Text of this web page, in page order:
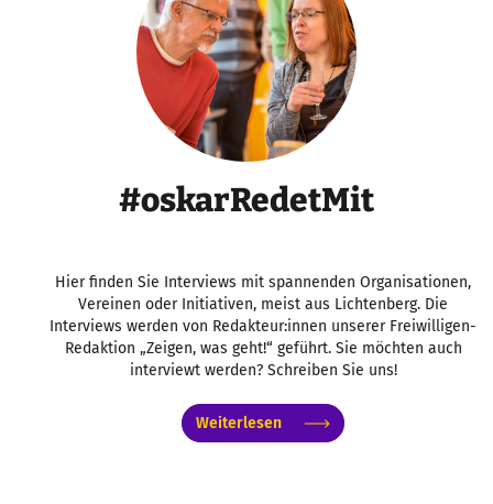
#oskarRedetMit
Hier finden Sie Interviews mit spannenden Organisationen,
Vereinen oder Initiativen, meist aus Lichtenberg. Die
Interviews werden von Redakteur:innen unserer Freiwilligen-
Redaktion „Zeigen, was geht!“ geführt. Sie möchten auch
interviewt werden? Schreiben Sie uns!
Weiterlesen